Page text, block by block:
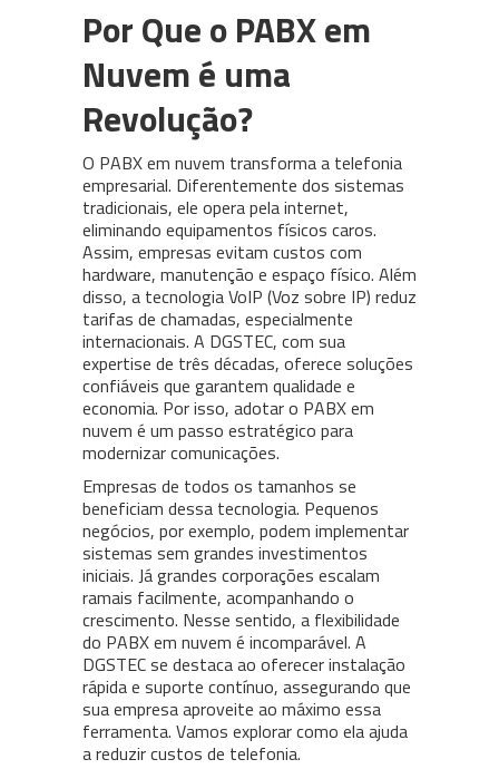
Por Que o PABX em
Nuvem é uma
Revolução?
O PABX em nuvem transforma a telefonia
empresarial. Diferentemente dos sistemas
tradicionais, ele opera pela internet,
eliminando equipamentos físicos caros.
Assim, empresas evitam custos com
hardware, manutenção e espaço físico. Além
disso, a tecnologia VoIP (Voz sobre IP) reduz
tarifas de chamadas, especialmente
internacionais. A DGSTEC, com sua
expertise de três décadas, oferece soluções
confiáveis que garantem qualidade e
economia. Por isso, adotar o PABX em
nuvem é um passo estratégico para
modernizar comunicações.
Empresas de todos os tamanhos se
beneficiam dessa tecnologia. Pequenos
negócios, por exemplo, podem implementar
sistemas sem grandes investimentos
iniciais. Já grandes corporações escalam
ramais facilmente, acompanhando o
crescimento. Nesse sentido, a flexibilidade
do PABX em nuvem é incomparável. A
DGSTEC se destaca ao oferecer instalação
rápida e suporte contínuo, assegurando que
sua empresa aproveite ao máximo essa
ferramenta. Vamos explorar como ela ajuda
a reduzir custos de telefonia.